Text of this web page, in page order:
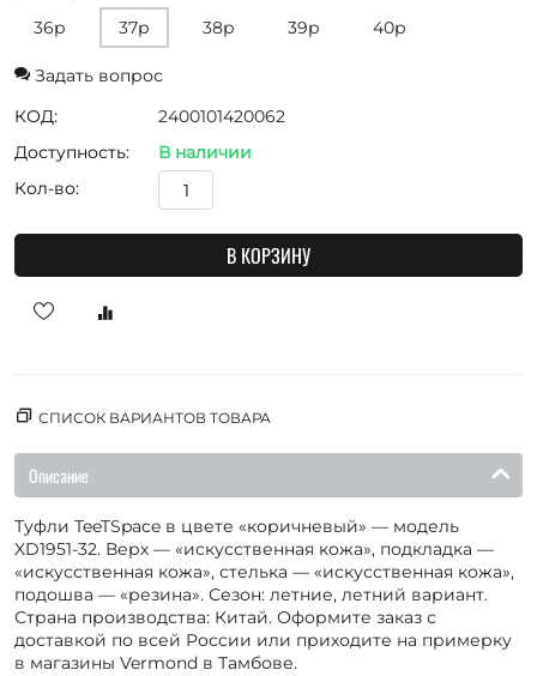
36р
37р 38р 39р 40р
Задать вопрос
КОД:
2400101420062
Доступность:
В наличии
Кол-во:
В КОРЗИНУ
СПИСОК ВАРИАНТОВ ТОВАРА
Описание
Туфли TeeTSpace в цвете «коричневый» — модель
XD1951-32. Верх — «искусственная кожа», подкладка —
«искусственная кожа», стелька — «искусственная кожа»,
подошва — «резина». Сезон: летние, летний вариант.
Страна производства: Китай. Оформите заказ с
доставкой по всей России или приходите на примерку
в магазины Vermond в Тамбове.